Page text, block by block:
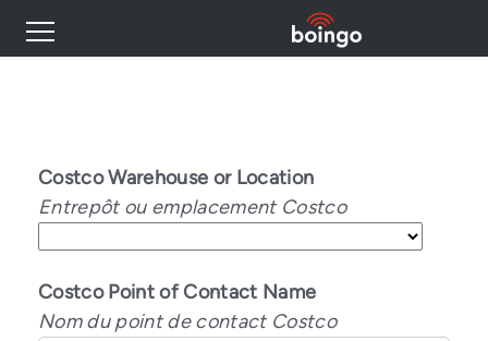
Wireless Solutions
Resources
Costco Warehouse or Location
Entrepôt ou emplacement Costco
Costco Point of Contact Name
Nom du point de contact Costco